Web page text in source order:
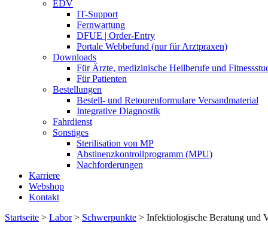
EDV
IT-Support
Fernwartung
DFUE | Order-Entry
Portale Webbefund (nur für Arztpraxen)
Downloads
Für Ärzte, medizinische Heilberufe und
Für Patienten
Bestellungen
Bestell- und Retourenformulare Versandmaterial
Integrative Diagnostik
Fahrdienst
Sonstiges
Sterilisation von MP
Abstinenzkontrollprogramm (MPU)
Nachforderungen
Karriere
Webshop
Kontakt
Startseite > Labor> Schwerpunkte > Infektiologische Beratung und